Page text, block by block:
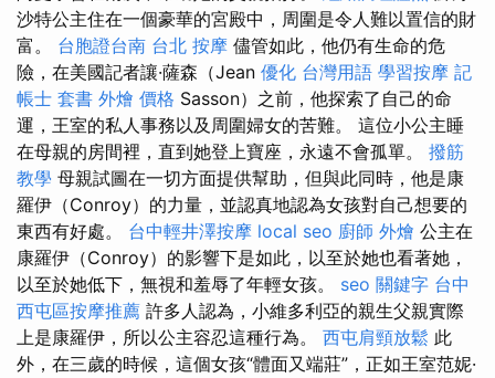
沙特公主住在一個豪華的宮殿中，周圍是令人難以置信的財
富。 台胞證台南 台北 按摩 儘管如此，他仍有生命的危
險，在美國記者讓·薩森（Jean 優化 台灣用語 學習按摩 記
帳士 套書 外燴 價格 Sasson）之前，他探索了自己的命
運，王室的私人事務以及周圍婦女的苦難。 這位小公主睡
在母親的房間裡，直到她登上寶座，永遠不會孤單。 撥筋
教學 母親試圖在一切方面提供幫助，但與此同時，他是康
羅伊（Conroy）的力量，並認真地認為女孩對自己想要的
東西有好處。 台中輕井澤按摩 local seo 廚師 外燴 公主在
康羅伊（Conroy）的影響下是如此，以至於她也看著她，
以至於她低下，無視和羞辱了年輕女孩。 seo 關鍵字 台中
西屯區按摩推薦 許多人認為，小維多利亞的親生父親實際
上是康羅伊，所以公主容忍這種行為。 西屯肩頸放鬆 此
外，在三歲的時候，這個女孩“體面又端莊”，正如王室范妮·